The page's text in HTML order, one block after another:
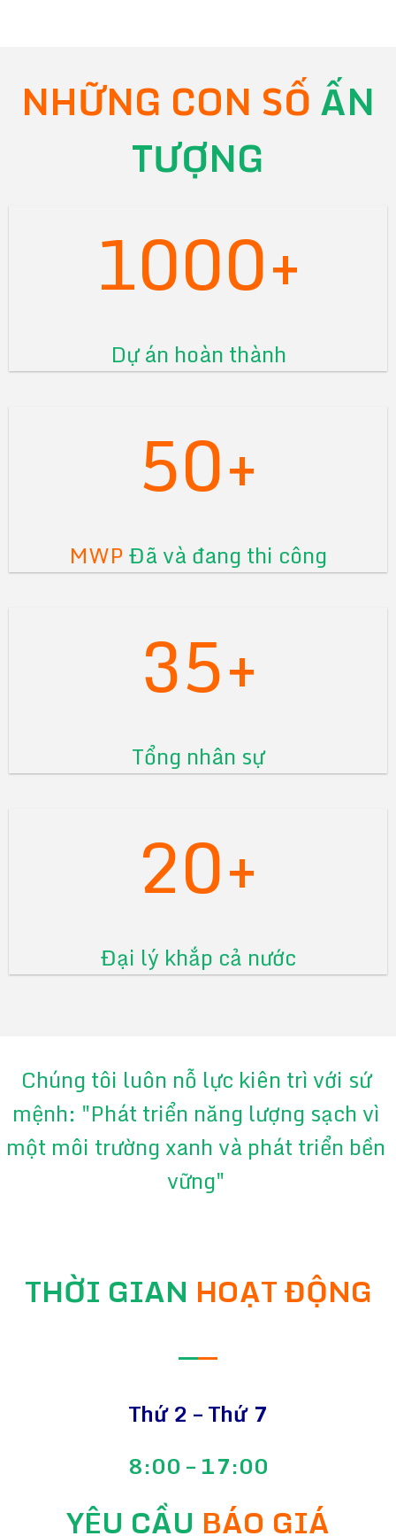
NHỮNG CON SỐ ẤN
TƯỢNG
1000+
Dự án hoàn thành
50+
MWPĐã và đang thi công
35+
Tổng nhân sự
20+
Đại lý khắp cả nước
Chúng tôi luôn nỗ lực kiên trì với sứ
mệnh: "Phát triển năng lượng sạch vì
một môi trường xanh và phát triển bền
vững"
THỜI GIAN HOẠT ĐỘNG
——
Thứ 2 – Thứ 7
8:00 – 17:00
YÊU CẦU BÁO GIÁ